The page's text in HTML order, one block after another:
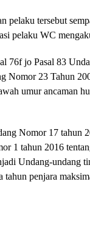
pelaku tersebut
pelaku WC
76f jo Pasal 83
Nomor 23 Tahun
umur ancaman
Nomor 17 tahun
1 tahun 2016
Undang-undang
penjara